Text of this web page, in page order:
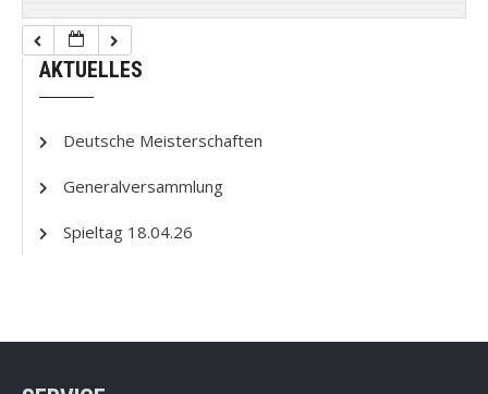
AKTUELLES
Deutsche Meisterschaften
Generalversammlung
Spieltag 18.04.26